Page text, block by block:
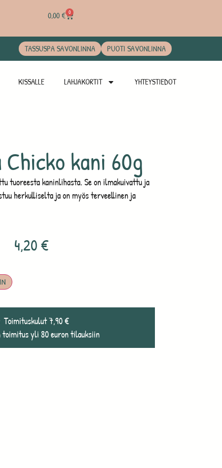
0,00€ 0
TASSUSPA SAVONLINNA PUOTI SAVONLINNA
KISSALLE LAHJAKORTIT YHTEYSTIEDOT
kani 60g
tuoreesta kaninlihasta. Se on ilmakuivattu ja
herkulliselta ja on myös terveellinen ja
4,20€
Toimituskulut 7,90 €
toimitus yli 80 euron tilauksiin